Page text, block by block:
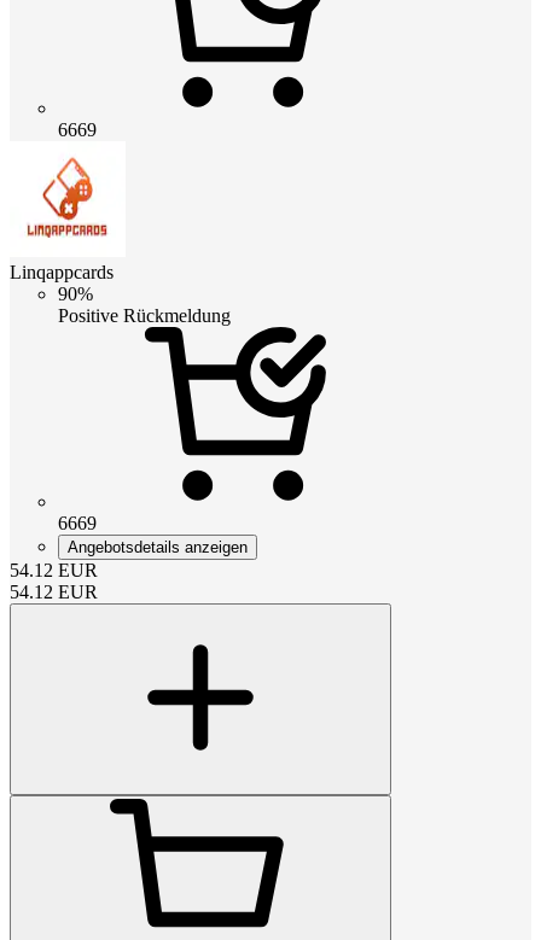
6669
Linqappcards
90%
Positive Rückmeldung
6669
Angebotsdetails anzeigen
54.12 EUR
54.12 EUR